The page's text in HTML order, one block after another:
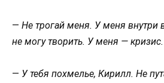
— Не трогай меня. У меня внутри
не могу творить. У меня — кризис.
— У тебя похмелье, Кирилл. Не